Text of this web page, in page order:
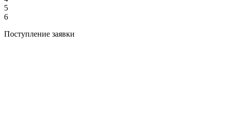
5
6
Поступление заявки